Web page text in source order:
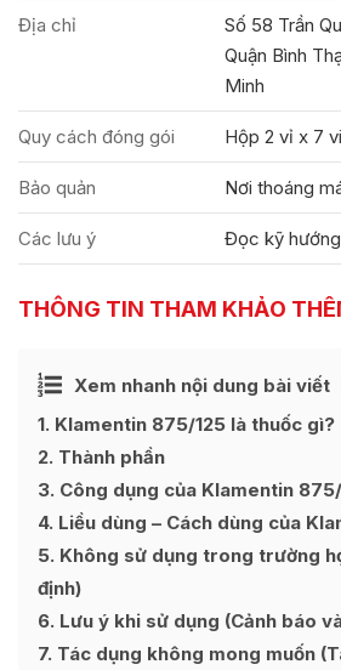
Địa chỉ
Số 58 Trần
Quận Bình
Minh
Quy cách đóng gói Hộp 2 vỉ x 7
Bảo quản Nơi thoáng
Các lưu ý Đọc kỹ
THÔNG TIN THAM KHẢO
Xem nhanh nội dung bài viết
1 Klamentin 875/125 là thuốc gì?
2 Thành phần
3 Công dụng của Klamentin
4 Liều dùng – Cách dùng của
5 Không sử dụng trong trường
định)
6 Lưu ý khi sử dụng (Cảnh báo
7 Tác dụng không mong muốn